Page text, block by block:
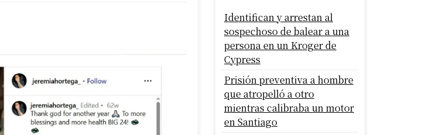
Identifican y arrestan al
sospechoso de balear a una
persona en un Kroger de
Cypress
Prisión preventiva a hombre
que atropelló a otro
mientras calibraba un motor
en Santiago